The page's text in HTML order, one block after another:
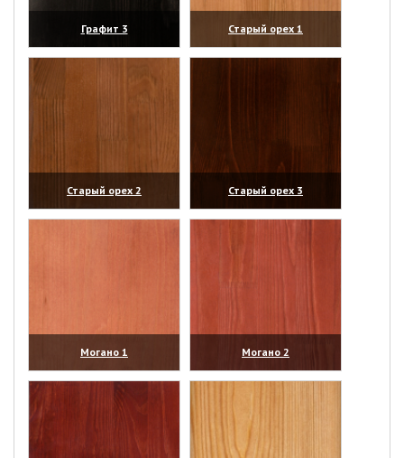
Графит 3
(увеличить)
Старый орех 1
(увеличить)
Старый орех 2
(увеличить)
Старый орех 3
(увеличить)
Могано 1
(увеличить)
Могано 2
(увеличить)